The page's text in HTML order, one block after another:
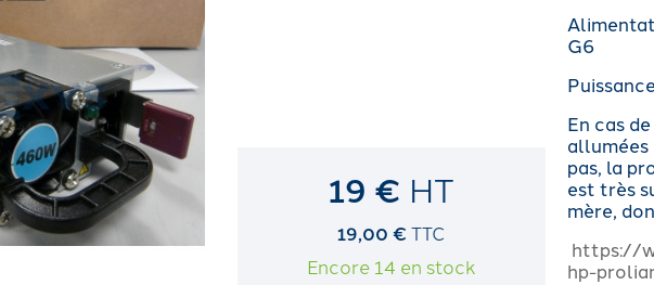
19 € HT
19,00 € TTC
Encore 14 en stock
G6
En cas
allumées
pas, la
est très
mère,
https://
hp-